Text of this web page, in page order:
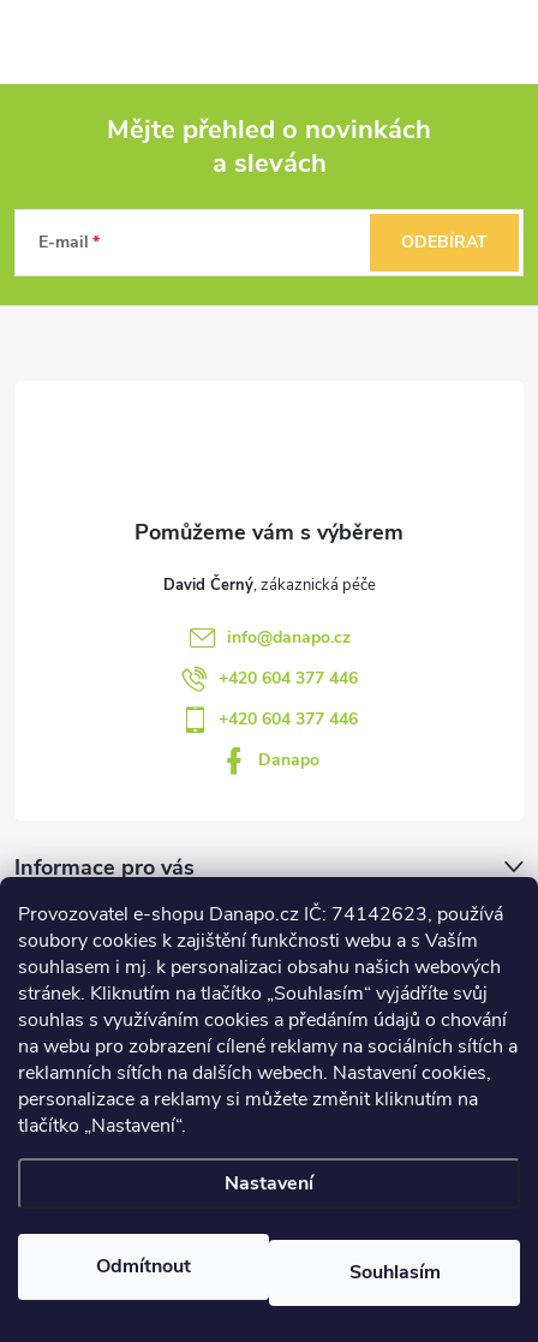
Provozovatel e-shopu Danapo.cz IČ: 74142623, používá
soubory cookies k zajištění funkčnosti webu a s Vaším
souhlasem i mj. k personalizaci obsahu našich webových
stránek. Kliknutím na tlačítko „Souhlasím“ vyjádříte svůj
souhlas s využíváním cookies a předáním údajů o chování
na webu pro zobrazení cílené reklamy na sociálních sítích a
reklamních sítích na dalších webech. Nastavení cookies,
personalizace a reklamy si můžete změnit kliknutím na
tlačítko „Nastavení“.
Nastavení
Odmítnout Souhlasím
p
Mějte přehled o novinkách
a slevách
E-mail ODEBÍRAT
David Černý
info@danapo.cz
+420 604 377 446
+420 604 377 446
Danapo
Informace pro vás
Dotazník
Co upřednosťnujete?
Počet hlasů:437
Facebook
Upravit nastavení cookies